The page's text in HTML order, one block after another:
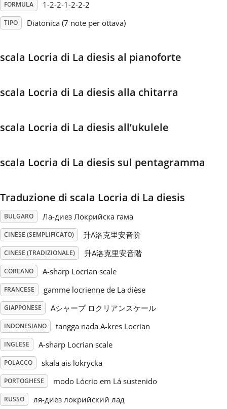
한국어
Português
Русский
Svenska
Tiếng Việt
Türkçe
Українська
简体中文
FORMULA 1-2-2-1-2-2-2
TIPO Diatonica (7 note per ottava)
scala Locria di La diesis al pianoforte
scala Locria di La diesis alla chitarra
scala Locria di La diesis all’ukulele
scala Locria di La diesis sul pentagramma
Traduzione di scala Locria di La diesis
BULGARO Ла-диез Локрийска гама
CINESE (SEMPLIFICATO) 升A洛克里安音阶
CINESE (TRADIZIONALE) 升A洛克里安音階
COREANO A-sharp Locrian scale
FRANCESE gamme locrienne de La dièse
GIAPPONESE Aシャープ ロクリアンスケール
INDONESIANO tangga nada A-kres Locrian
INGLESE A-sharp Locrian scale
POLACCO skala ais lokrycka
PORTOGHESE modo Lócrio em Lá sustenido
RUSSO ля-диез локрийский лад